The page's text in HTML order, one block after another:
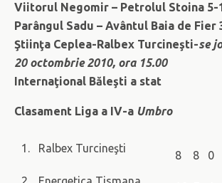
Viitorul Negomir – Petrolul Stoina 5-
Parângul Sadu – Avântul Baia de Fier
Ştiinţa Ceplea-Ralbex Turcineşti-se
20 octombrie 2010, ora 15.00
Internaţional Băleşti a stat
Clasament Liga a IV-a Umbro
1. Ralbex Turcineşti
8 8 0